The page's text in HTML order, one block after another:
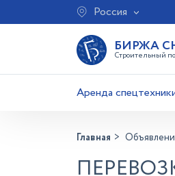
Россия
БИРЖА
Строительный
Аренда
Главная